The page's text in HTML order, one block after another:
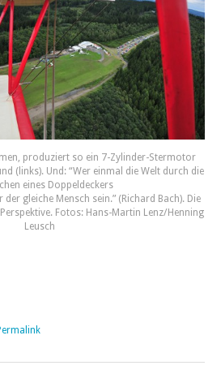
produziert so ein 7-Zylinder-Stermotor
(links). Und: “Wer einmal die Welt durch die
eines Doppeldeckers
gleiche Mensch sein.” (Richard Bach). Die
Fotos: Hans-Martin Lenz/Henning
Leusch